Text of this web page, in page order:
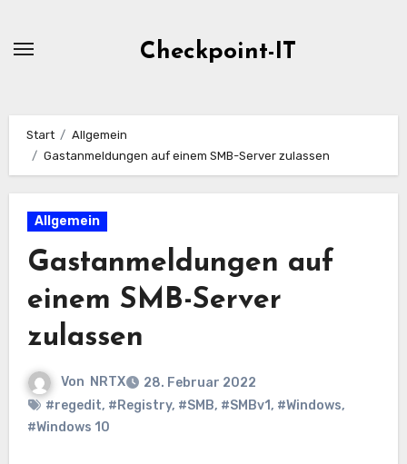
Checkpoint-IT
Start
Allgemein
Gastanmeldungen auf einem SMB-Server zulassen
Allgemein
Gastanmeldungen auf
einem SMB-Server
zulassen
Von NRTX
28. Februar 2022
#regedit, #Registry, #SMB, #SMBv1, #Windows,
#Windows 10